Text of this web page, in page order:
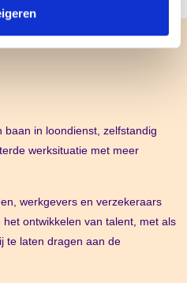
in loondienst, zelfstandig
werksituatie met meer
werkgevers en verzekeraars
ontwikkelen van talent, met als
te laten dragen aan de